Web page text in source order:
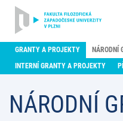
GRANTY A PROJEKTY
NÁRODNÍ
INTERNÍ GRANTY A PROJEKTY
NÁRODNÍ